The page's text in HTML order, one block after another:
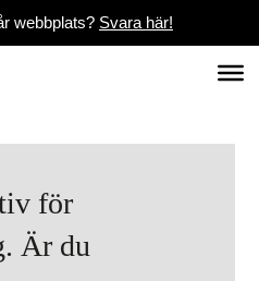
webbplats? Svara här!
för
Är du